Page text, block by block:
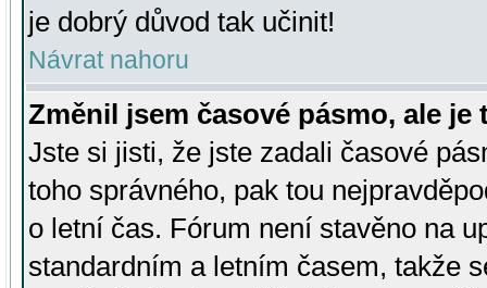
je dobrý důvod tak učinit!
Návrat nahoru
Změnil jsem časové pásmo, ale je
Jste si jisti, že jste zadali časové
toho správného, pak tou
o letní čas. Fórum není stavěno na
standardním a letním časem, takže